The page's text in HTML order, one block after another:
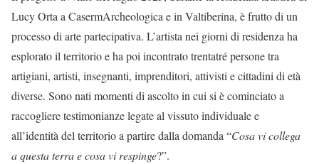
Lucy Orta a CasermArcheologica e in Valtiberina, è frutto di un
processo di arte partecipativa. L’artista nei giorni di residenza ha
esplorato il territorio e ha poi incontrato trentatré persone tra
artigiani, artisti, insegnanti, imprenditori, attivisti e cittadini di età
diverse. Sono nati momenti di ascolto in cui si è cominciato a
raccogliere testimonianze legate al vissuto individuale e
all’identità del territorio a partire dalla domanda “Cosa vi collega
a questa terra e cosa vi respinge?”.